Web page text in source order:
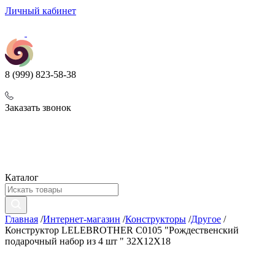
Личный кабинет
8 (999) 823-58-38
Заказать звонок
Каталог
Главная /Интернет-магазин /Конструкторы /Другое /
Конструктор LELEBROTHER C0105 "Рождественский
подарочный набор из 4 шт " 32X12X18